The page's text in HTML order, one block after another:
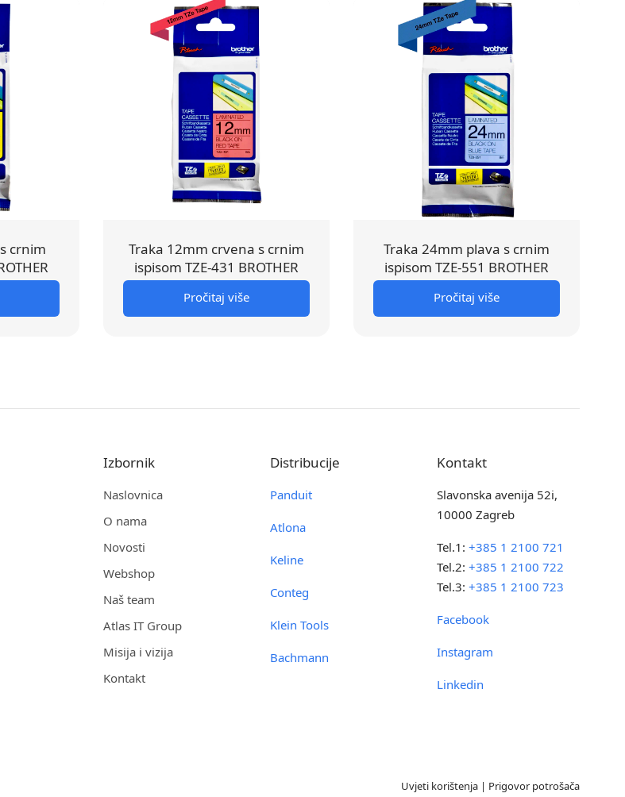
crnim
Traka 12mm crvena s crnim
ispisom TZE-431 BROTHER
Pročitaj više
Traka 24mm plava s crnim
ispisom TZE-551 BROTHER
Pročitaj više
Izbornik
Naslovnica
O nama
Novosti
Webshop
Naš team
Atlas IT Group
Misija i vizija
Kontakt
Distribucije
Panduit
Atlona
Keline
Conteg
Klein Tools
Bachmann
Kontakt
Slavonska avenija 52i,
10000 Zagreb
Tel.1:+385 1 2100 721
Tel.2:+385 1 2100 722
Tel.3:+385 1 2100 723
Facebook
Instagram
Linkedin
Uvjeti korištenja | Prigovor potrošača